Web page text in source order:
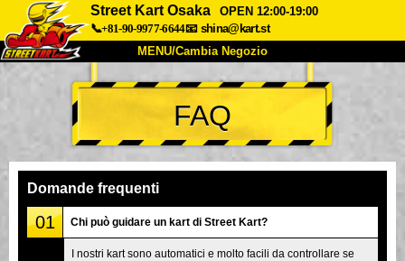
Street Kart Osaka
OPEN 12:00-19:00
📞+81-90-9977-6644📧 shina@kart.st
MENU/Cambia Negozio
INIZIO
Chi Siamo Specifiche Prezzo
Recensioni
Azienda
Tokyo Shinagawa Tokyo Akihabara#1
FAQ
Domande frequenti
01 Chi può guidare un kart di Street Kart?
I nostri kart sono automatici e molto facili da controllare se